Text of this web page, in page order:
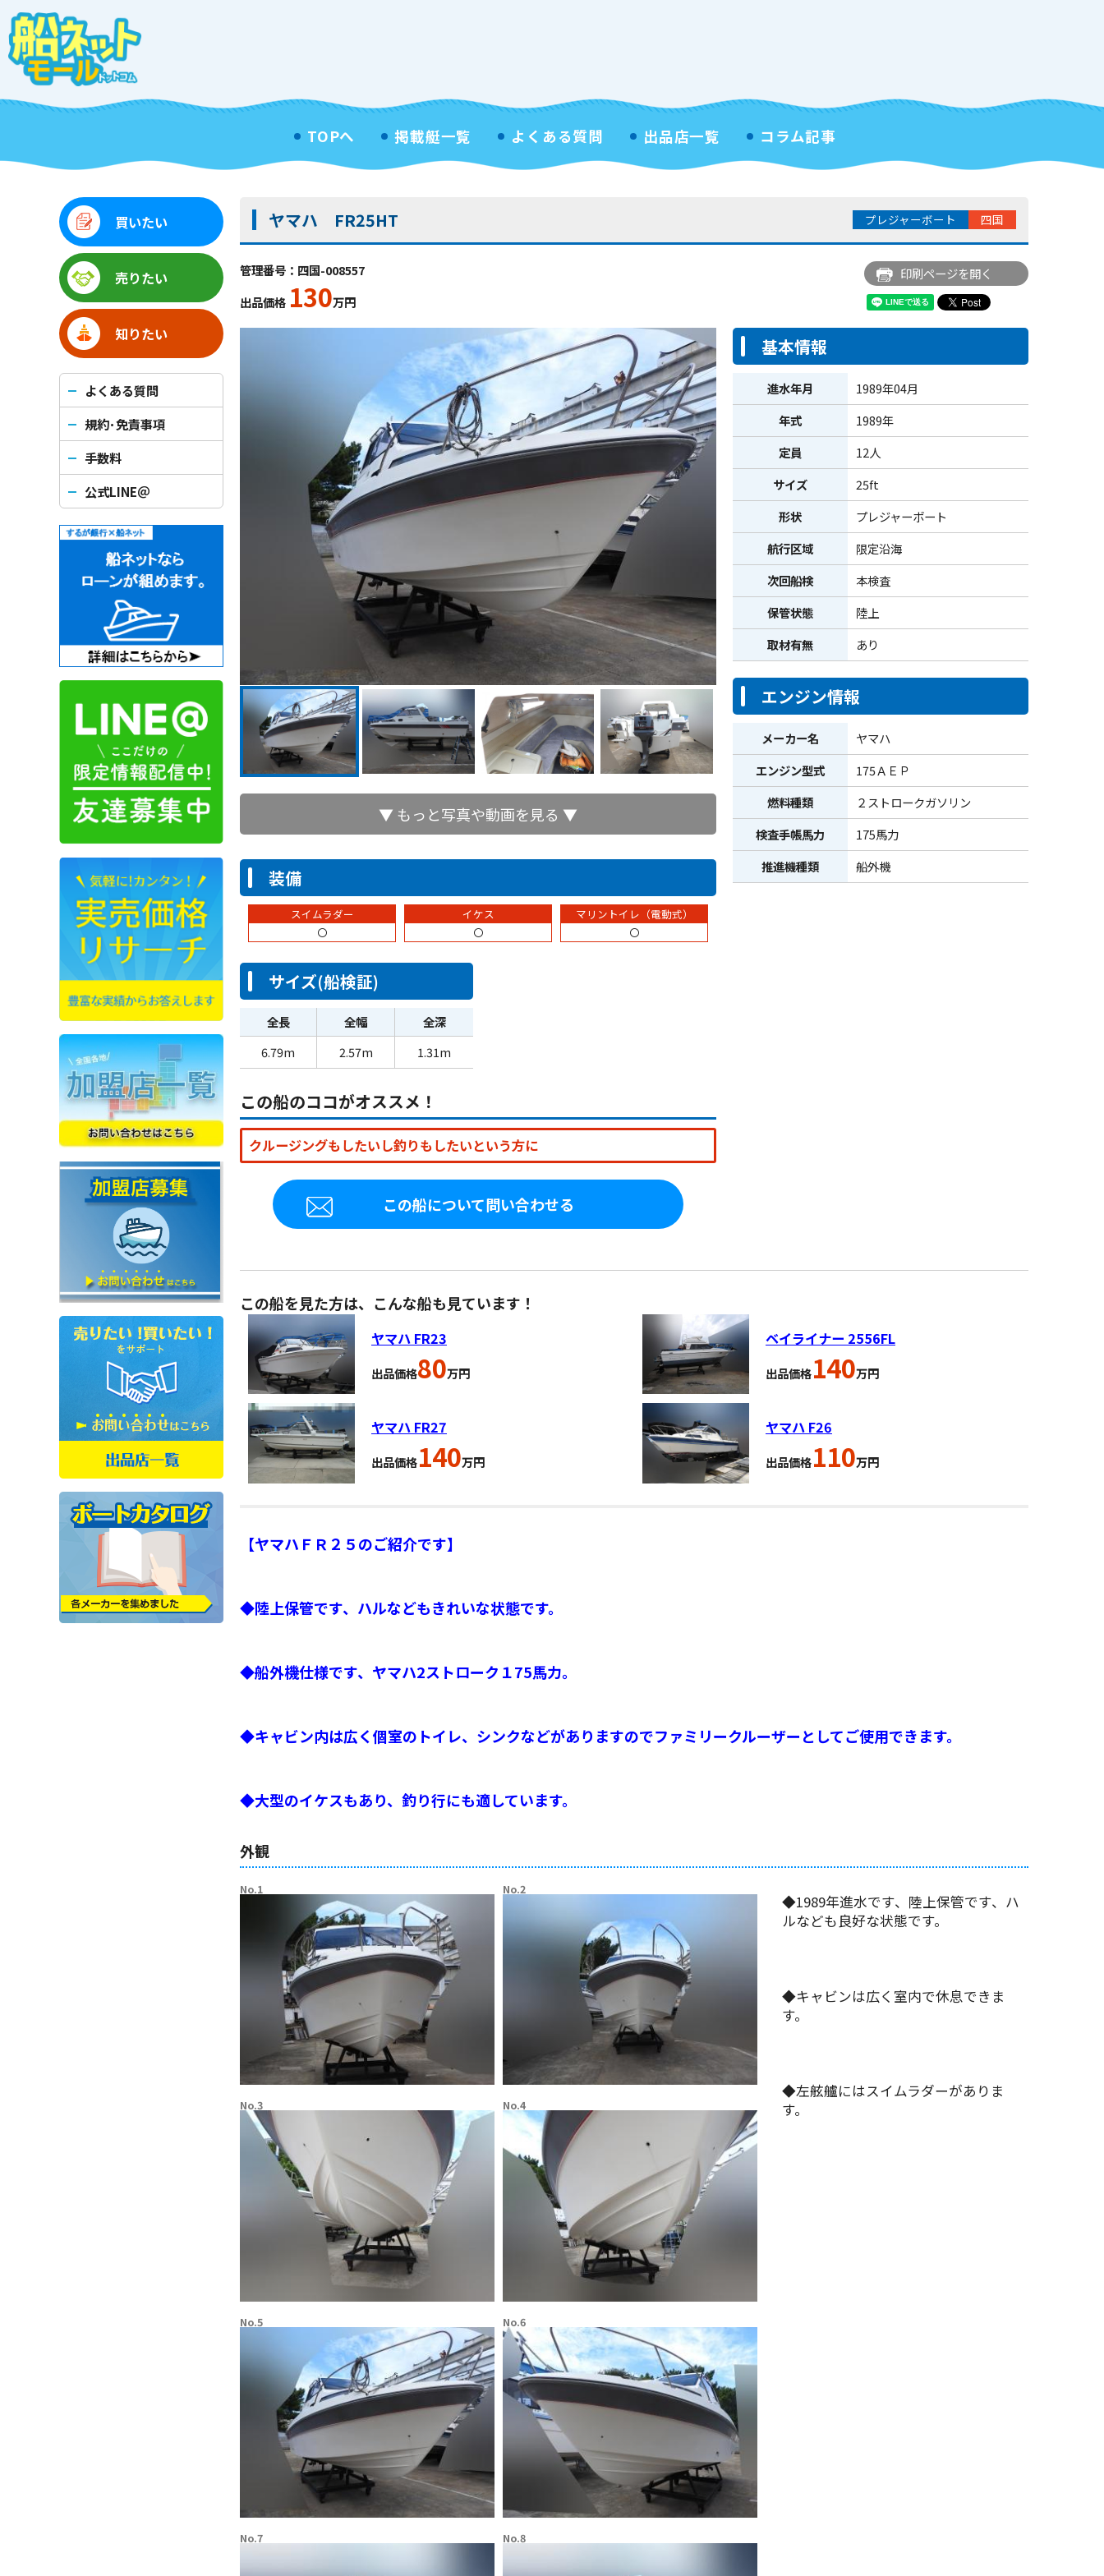
TOPへ 掲載艇一覧 よくある質問 出品店一覧 コラム記事
ヤマハ FR25HT プレジャーボート 四国
管理番号：四国-008557
出品価格 130万円
印刷ページを開く
▼ もっと写真や動画を見る ▼
装備
スイムラダー
〇
イケス
〇
マリントイレ（電動式）
〇
サイズ(船検証)
全長 全幅
全深
6.79m
2.57m 1.31m
この船のココがオススメ！
クルージングもしたいし釣りもしたいという方に
この船について問い合わせる
基本情報
進水年月
1989年04月
年式
1989年
定員
12人
サイズ
25ft
形状
プレジャーボート
航行区域
限定沿海
次回船検
本検査
保管状態
陸上
取材有無
あり
エンジン情報
メーカー名
ヤマハ
エンジン型式
175ＡＥＰ
燃料種類
２ストロークガソリン
検査手帳馬力
175馬力
推進機種類
船外機
この船を見た方は、こんな船も見ています！
ヤマハ FR23
出品価格80万円
ベイライナー 2556FL
出品価格140万円
ヤマハ FR27
出品価格140万円
ヤマハ F26
出品価格110万円
【ヤマハ ＦＲ２５のご紹介です】
◆陸上保管です、ハルなどもきれいな状態です。
◆船外機仕様です、ヤマハ2ストローク１75馬力。
◆キャビン内は広く個室のトイレ、シンクなどがありますのでファミリークルーザーとしてご使用できます。
◆大型のイケスもあり、釣り行にも適しています。
外観
No.1 No.2
No.3 No.4
No.5 No.6
No.7 No.8
◆1989年進水です、陸上保管です、ハ
ルなども良好な状態です。
◆キャビンは広く室内で休息できま
す。
◆左舷艫にはスイムラダーがありま
す。
買いたい
売りたい
知りたい
よくある質問
規約･免責事項
手数料
公式LINE＠